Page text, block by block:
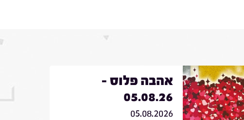
אהבה פלוס -
05.08.26
05.08.2026